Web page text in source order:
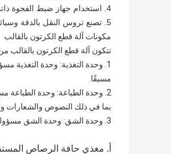
4. استخدام جهاز ضبط الفجوة ذاتي القفل لسهولة التشغيل.
5. تصنع تروس النقل بالدقة وسبائك الفولاذ المطحون.نظام النقل مجهز بنظام تشحيم متداول بالرش.
مكونات آلة قطع الكرتون بالقالب
تتكون آلة قطع الكرتون بالقالب
1. وحدة التغذية: وحدة التغذية
مسبقًا.
2. وحدة الطباعة: وحدة
بما في ذلك النصوص والشعارات
3. وحدة الشق: وحدة الشق مسؤولة عن خلق الفتحات في مادة الورق المقوى.تُستخدم هذه الفتحات لإنشاء خطوط قابلة للطي تسمح بذلك
أ. مغذي حافة الرصاص